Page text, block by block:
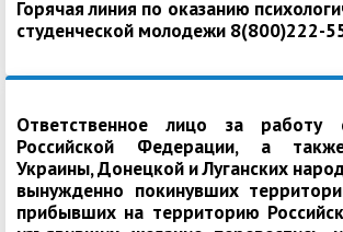
Горячая линия по оказанию
студенческой молодежи 8(800)222-
Ответственное лицо за работу
Российской Федерации, а
Украины, Донецкой и Луганских
вынужденно покинувших
прибывших на территорию